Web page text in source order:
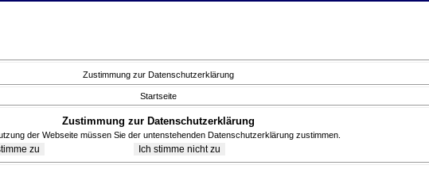
Zustimmung zur Datenschutzerklärung
Startseite
Zustimmung zur Datenschutzerklärung
der Webseite müssen Sie der untenstehenden Datenschutzerklärung zustimmen.